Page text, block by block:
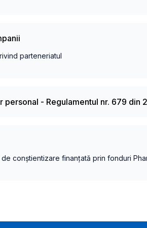
parteneriatul
personal - Regulamentul nr. 679 din
conștientizare finanțată prin fonduri